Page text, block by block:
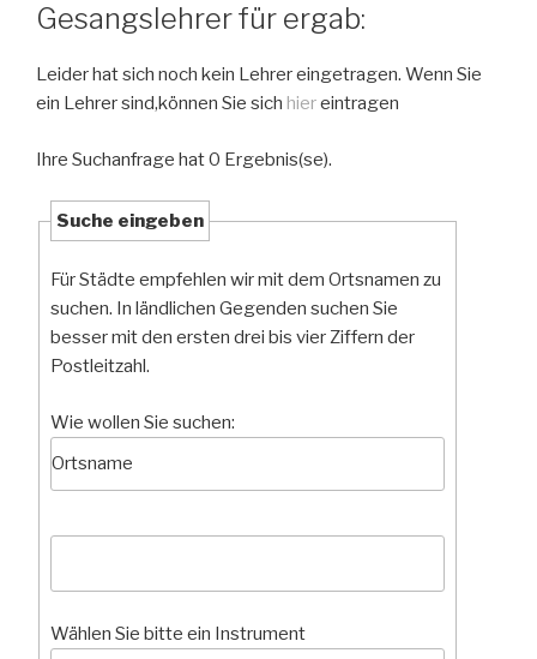
Gesangslehrer für ergab:
Leider hat sich noch kein Lehrer eingetragen. Wenn Sie
ein Lehrer sind,können Sie sich hiereintragen
Ihre Suchanfrage hat 0 Ergebnis(se).
Suche eingeben
Für Städte empfehlen wir mit dem Ortsnamen zu
suchen. In ländlichen Gegenden suchen Sie
besser mit den ersten drei bis vier Ziffern der
Postleitzahl.
Wie wollen Sie suchen:
Wählen Sie bitte ein Instrument